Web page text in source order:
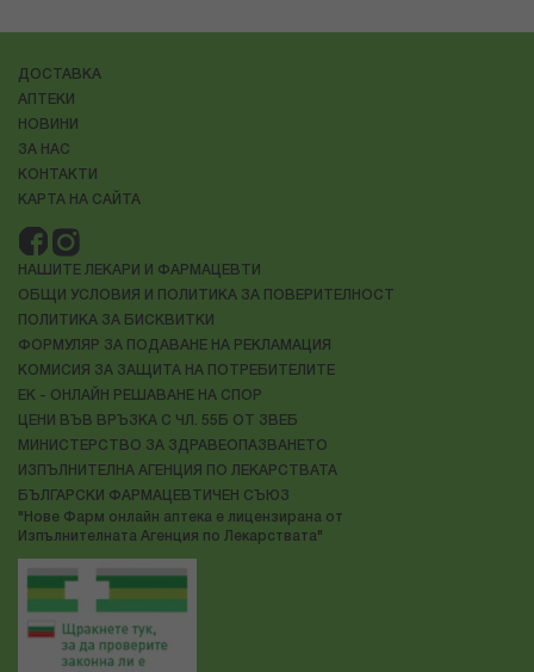
ДОСТАВКА
АПТЕКИ
НОВИНИ
ЗА НАС
КОНТАКТИ
КАРТА НА САЙТА
НАШИТЕ ЛЕКАРИ И ФАРМАЦЕВТИ
ОБЩИ УСЛОВИЯ И ПОЛИТИКА ЗА ПОВЕРИТЕЛНОСТ
ПОЛИТИКА ЗА БИСКВИТКИ
ФОРМУЛЯР ЗА ПОДАВАНЕ НА РЕКЛАМАЦИЯ
КОМИСИЯ ЗА ЗАЩИТА НА ПОТРЕБИТЕЛИТЕ
ЕК - ОНЛАЙН РЕШАВАНЕ НА СПОР
ЦЕНИ ВЪВ ВРЪЗКА С ЧЛ. 55Б ОТ ЗВЕБ
МИНИСТЕРСТВО ЗА ЗДРАВЕОПАЗВАНЕТО
ИЗПЪЛНИТЕЛНА АГЕНЦИЯ ПО ЛЕКАРСТВАТА
БЪЛГАРСКИ ФАРМАЦЕВТИЧЕН СЪЮЗ
"Нове Фарм онлайн аптека е лицензирана от
Изпълнителната Агенция по Лекарствата"